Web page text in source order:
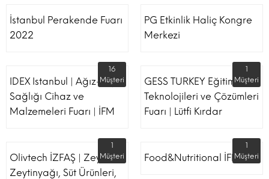
İstanbul Perakende Fuarı
2022
PG Etkinlik Haliç Kongre
Merkezi
IDEX Istanbul | Ağız-Diş
Sağlığı Cihaz ve
Malzemeleri Fuarı | İFM
16
Müşteri
GESS TURKEY Eğitim
Teknolojileri ve Çözümleri
Fuarı | Lütfi Kırdar
1
Müşteri
Olivtech İZFAŞ | Zeytin,
Zeytinyağı, Süt Ürünleri,
1
Müşteri
Food&Nutritional İFM
1
Müşteri